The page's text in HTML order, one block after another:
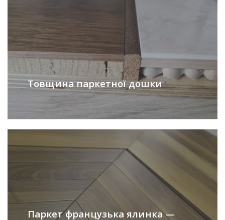
Товщина паркетної дошки
Паркет французька ялинка —